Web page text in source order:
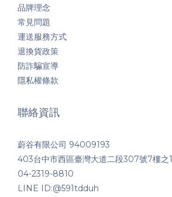
品牌理念
常見問題
運送服務方式
退換貨政策
防詐騙宣導
隱私權條款
聯絡資訊
蔚谷有限公司 94009193
403台中市西區臺灣大道二段307號7樓之1
04-2319-8810
LINE ID:@591tdduh